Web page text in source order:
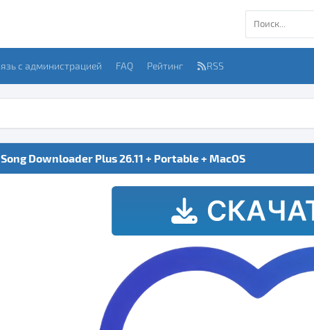
с администрацией FAQ Рейтинг RSS
Downloader Plus 26.11 + Portable + MacOS